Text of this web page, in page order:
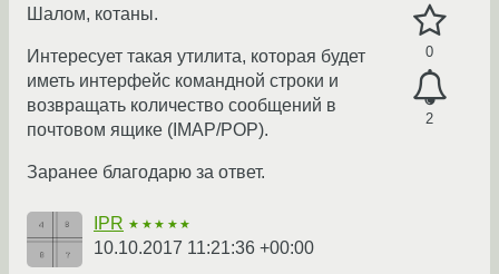
0
2
Шалом, котаны.
Интересует такая утилита, которая будет
иметь интерфейс командной строки и
возвращать количество сообщений в
почтовом ящике (IMAP/POP).
Заранее благодарю за ответ.
IPR ★★★★★
10.10.2017 11:21:36 +00:00